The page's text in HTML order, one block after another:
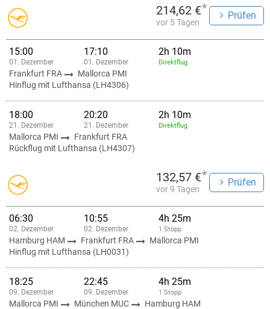
214,62 €*
vor 5 Tagen
Prüfen
15:00
01. Dezember
17:10
01. Dezember
2h 10m
Direktflug
Frankfurt FRA
Mallorca PMI
Hinflug mit Lufthansa (LH4306)
18:00
21. Dezember
20:20
21. Dezember
2h 10m
Direktflug
Mallorca PMI
Frankfurt FRA
Rückflug mit Lufthansa (LH4307)
132,57 €*
vor 9 Tagen
Prüfen
06:30
02. Dezember
10:55
02. Dezember
4h 25m
1 Stopp
Hamburg HAM Frankfurt FRA
Mallorca PMI
Hinflug mit Lufthansa (LH0031)
18:25
09. Dezember
22:45
09. Dezember
4h 25m
1 Stopp
Mallorca PMI München MUC
Hamburg HAM